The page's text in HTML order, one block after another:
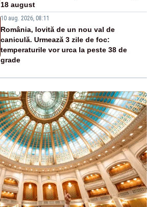
18 august
10 aug. 2026, 08:11
România, lovită de un nou val de
caniculă. Urmează 3 zile de foc:
temperaturile vor urca la peste 38 de
grade